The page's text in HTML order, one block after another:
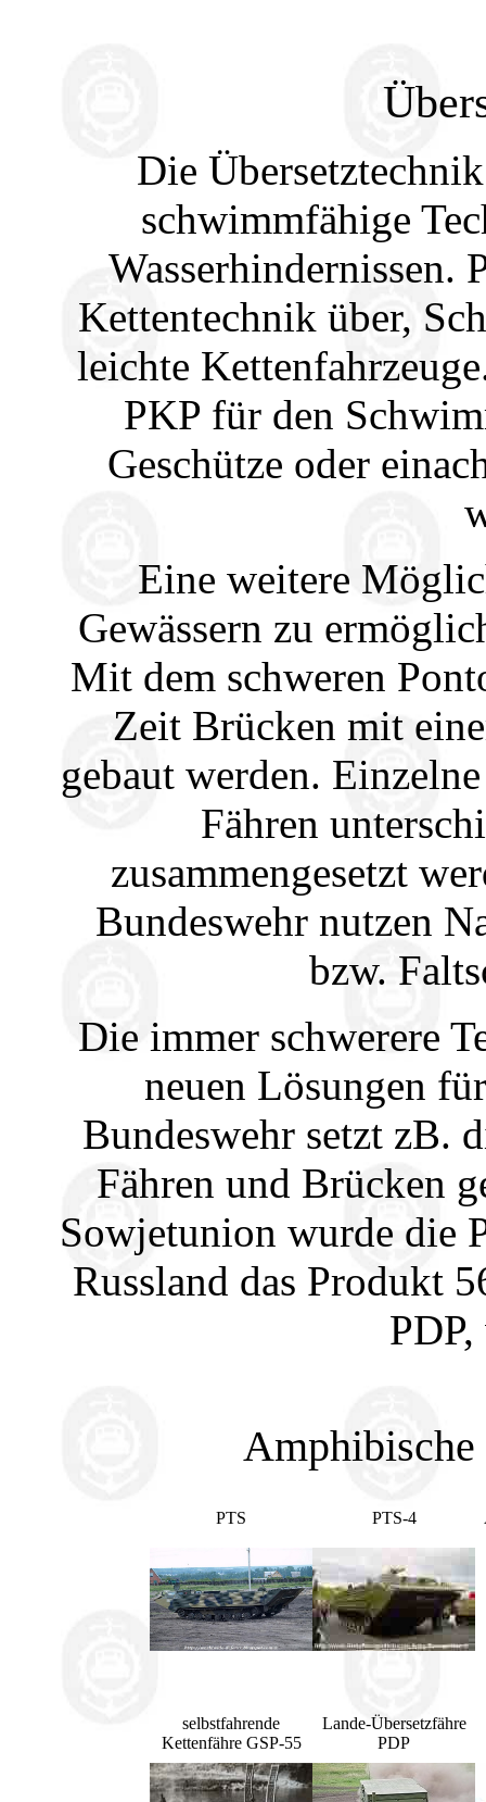
Die
schwimmfähige
Wasserhindernissen.
Kettentechnik über,
leichte
PKP für den
Geschütze oder
Eine weitere
Gewässern zu
Mit dem schweren
Zeit Brücken mit
gebaut werden.
Fähren
zusammengesetzt
Bundeswehr nutzen
bzw.
Die immer schwerere
neuen Lösungen
Bundeswehr setzt zB.
Fähren und Brücken
Sowjetunion wurde die
Russland das Produkt
Amphibische
PTS PTS-4
selbstfahrende
Kettenfähre GSP-55
Lande-Übersetzfähre
PDP